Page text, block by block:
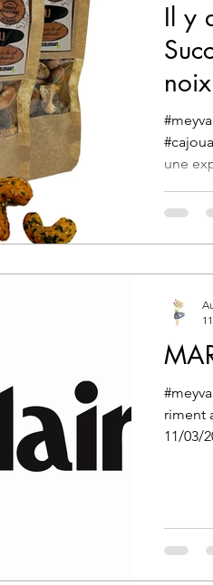
Il y
une
riment
11/03/